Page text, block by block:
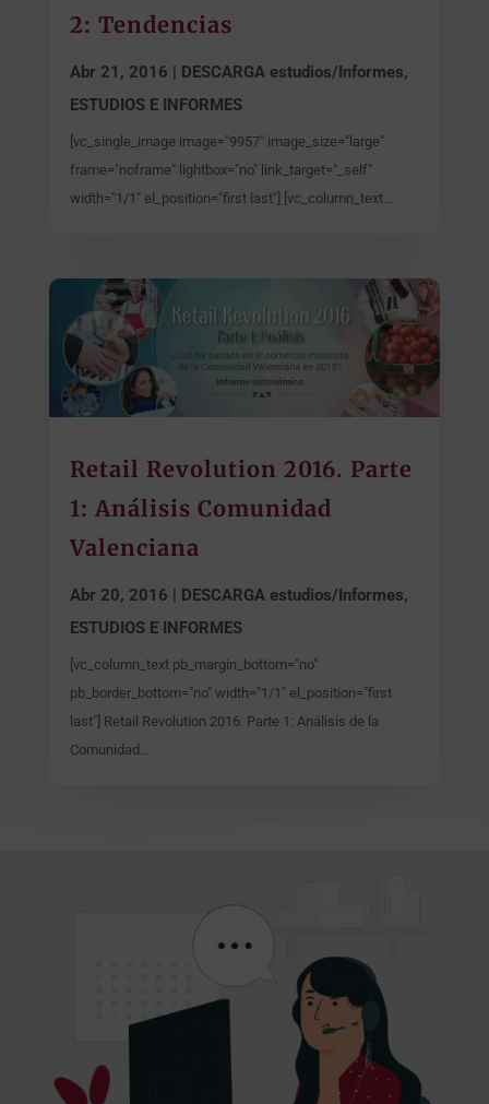
2: Tendencias
Abr 21, 2016 | DESCARGA estudios/Informes,
ESTUDIOS E INFORMES
[vc_single_image image="9957" image_size="large"
frame="noframe" lightbox="no" link_target="_self"
width="1/1" el_position="first last"] [vc_column_text...
Retail Revolution 2016. Parte
1: Análisis Comunidad
Valenciana
Abr 20, 2016 DESCARGA estudios/Informes,
ESTUDIOS E INFORMES
[vc_column_text pb_margin_bottom="no"
pb_border_bottom="no" width="1/1" el_position="first
last"] Retail Revolution 2016. Parte 1: Análisis de la
Comunidad...